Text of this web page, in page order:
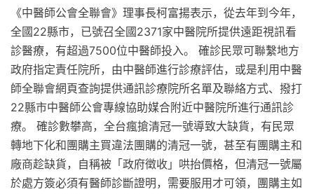
《中醫師公會全聯會》理事長柯富揚表示，從去年到今年，
全國22縣市，已號召全國2371家中醫院所提供遠距視訊看
診醫療，有超過7500位中醫師投入。 確診民眾可聯繫地方
政府指定責任院所，由中醫師進行診療評估，或是利用中醫
師全聯會網頁查詢提供通訊診療院所名單及聯絡方式、撥打
22縣市中醫師公會專線協助媒合附近中醫院所進行通訊診
療。 確診數攀高，全台瘋搶清冠一號導致大缺貨，有民眾
轉地下化和團購主買違法團購的清冠一號，甚至有團購主和
廠商趁缺貨，自稱被「政府徵收」哄抬價格，但清冠一號屬
於處方簽必須有醫師診斷證明，需要服用才可領，團購主如